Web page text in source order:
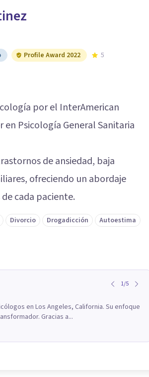
Profile Award 2022
5
por el InterAmerican
Psicología General Sanitaria
de ansiedad, baja
ofreciendo un abordaje
cada paciente.
Divorcio Drogadicción
Autoestima
1/5
en Los Angeles, California. Su enfoque
Gracias a...